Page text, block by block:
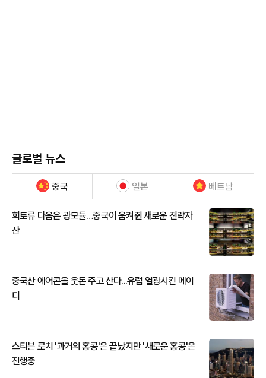
글로벌 뉴스
중국 일본 베트남
희토류 다음은 광모듈…중국이 움켜쥔 새로운 전략자
산
중국산 에어콘을 웃돈 주고 산다...유럽 열광시킨 메이
디
스티븐 로치 '과거의 홍콩'은 끝났지만 '새로운 홍콩'은
진행중